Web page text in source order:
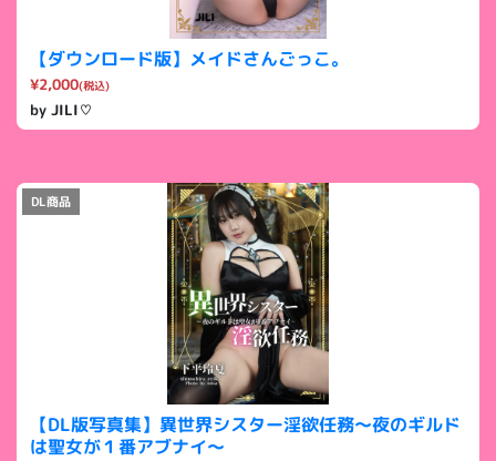
【ダウンロード版】メイドさんごっこ。
¥2,000(税込)
by JILI♡
DL商品
【DL版写真集】異世界シスター淫欲任務～夜のギルド
は聖女が１番アブナイ～